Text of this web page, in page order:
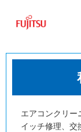
エアコンクリー
イッチ修理、交